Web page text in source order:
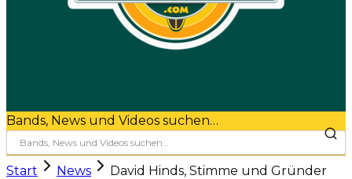
Bands, News und Videos suchen…
Start News
David Hinds, Stimme und Gründer